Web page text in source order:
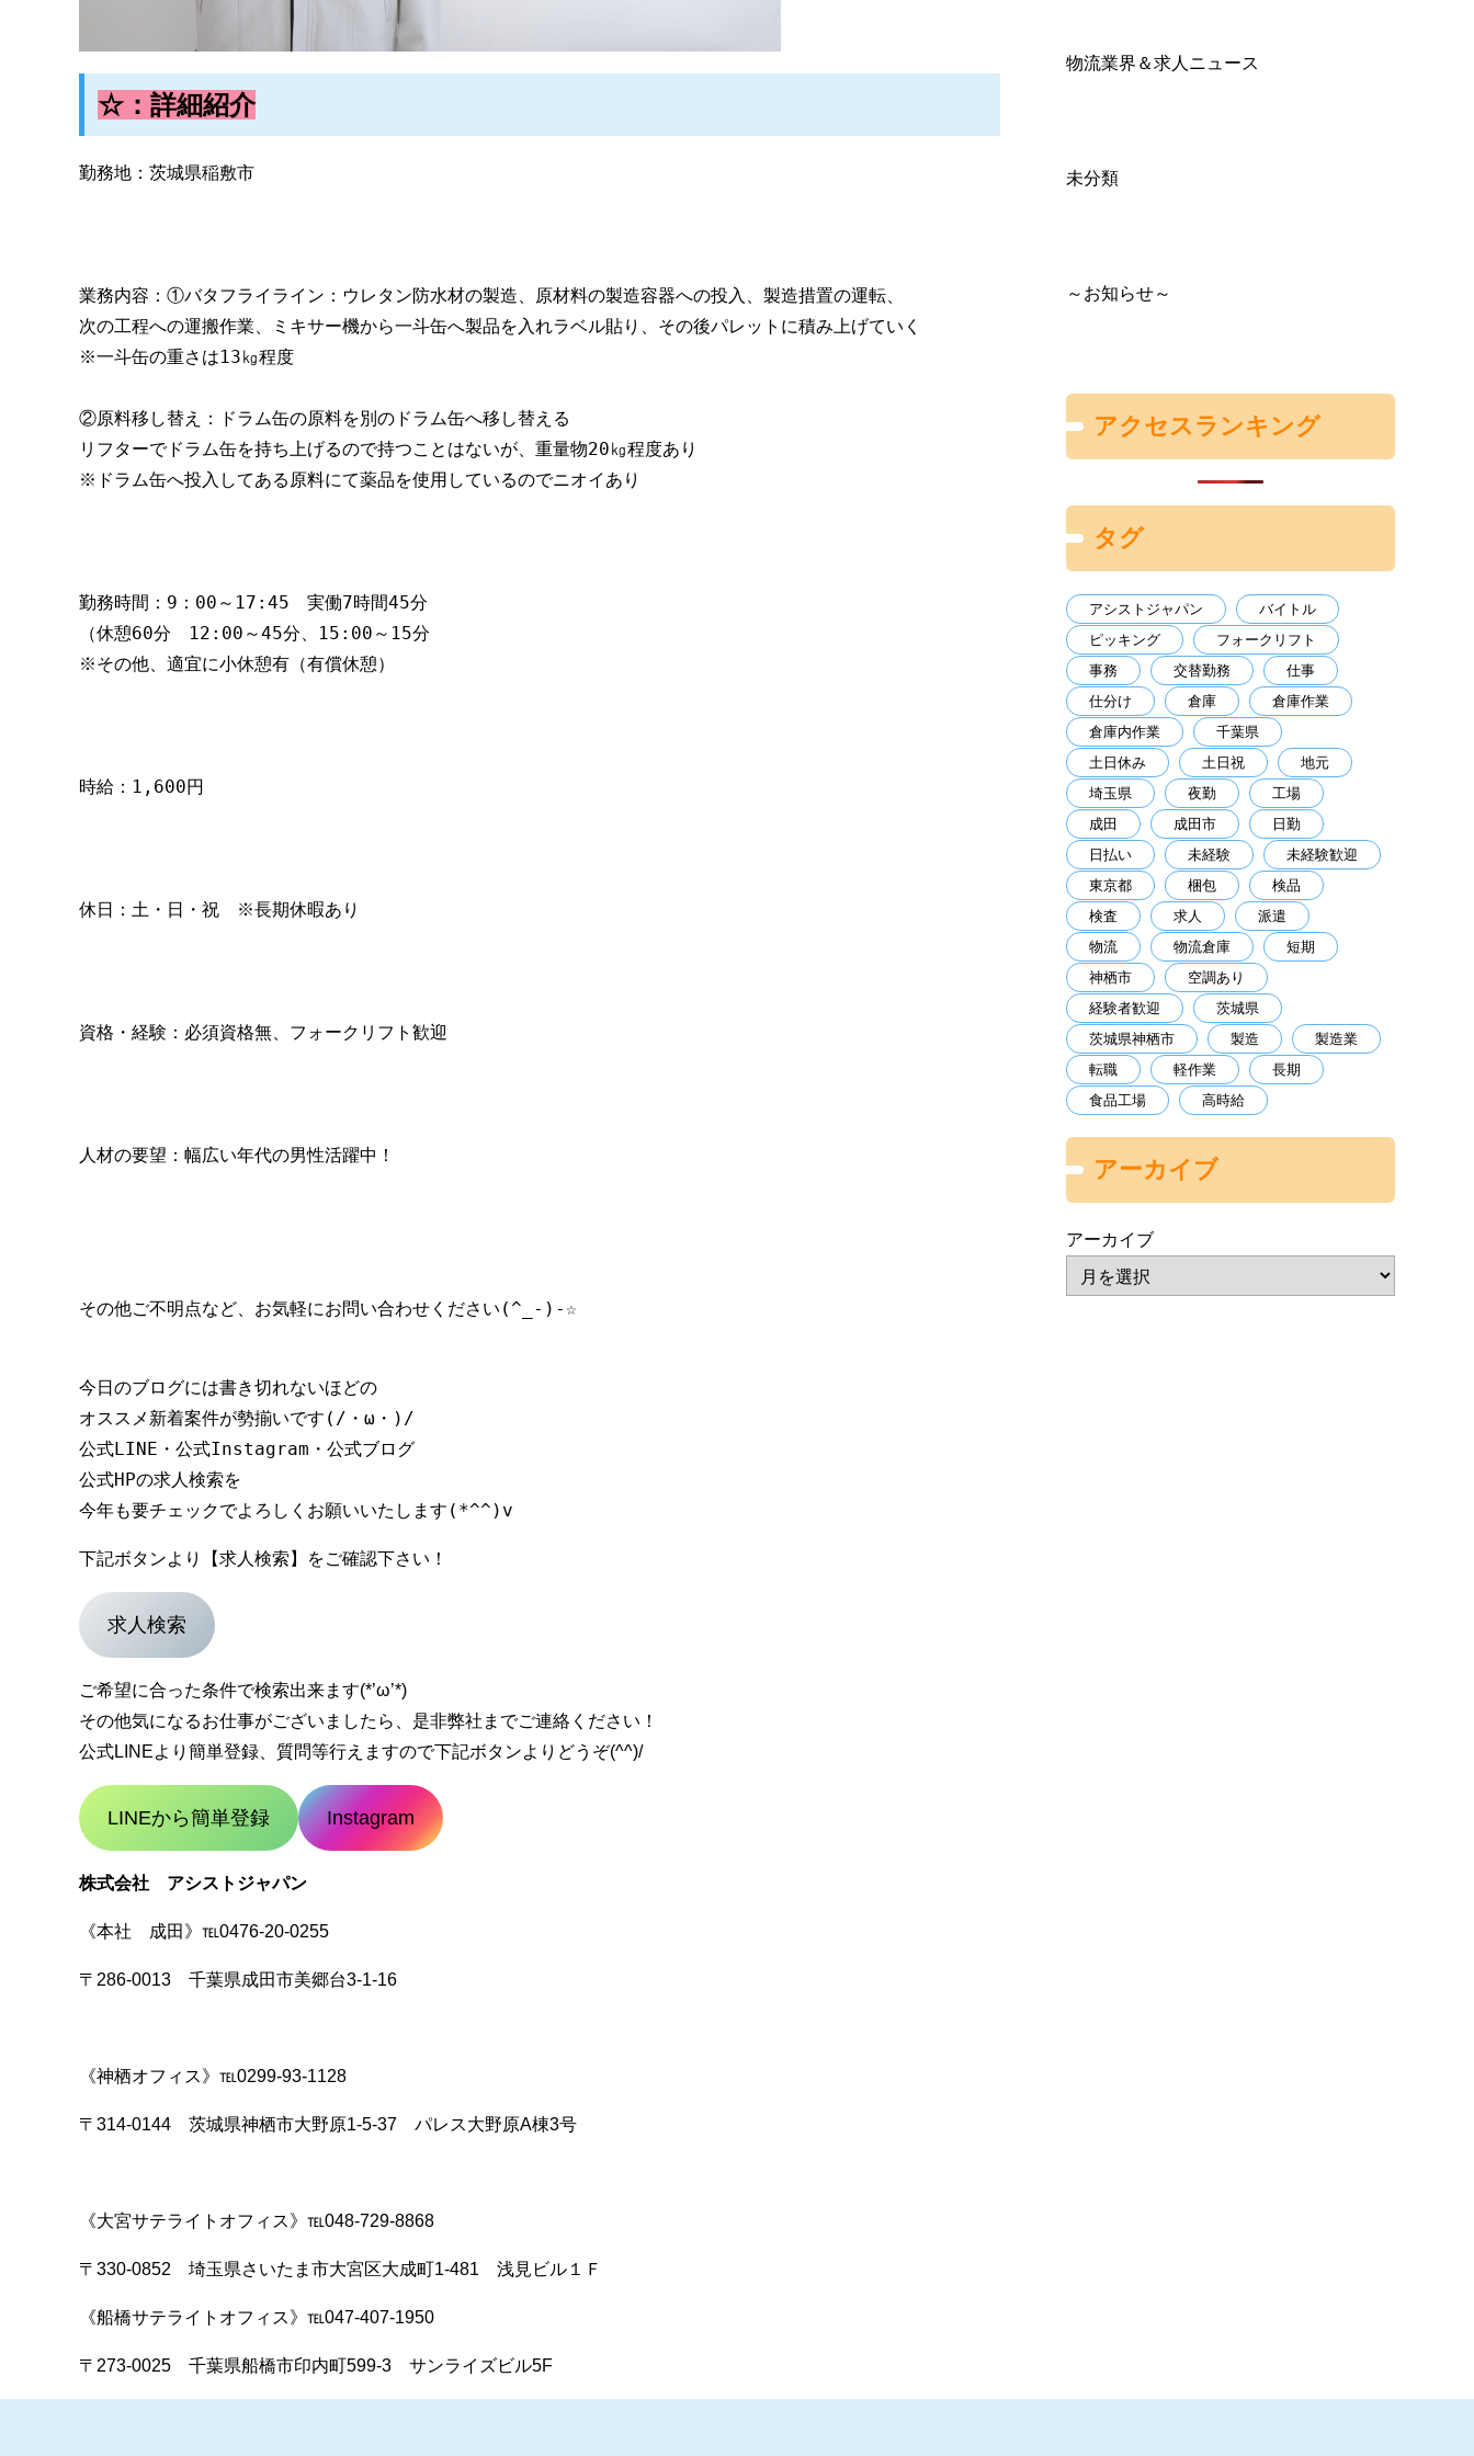
☆：詳細紹介
勤務地：茨城県稲敷市
業務内容：①バタフライライン：ウレタン防水材の製造、原材料の製造容器への投入、製造措置の運転、
次の工程への運搬作業、ミキサー機から一斗缶へ製品を入れラベル貼り、その後パレットに積み上げていく
※一斗缶の重さは13㎏程度
②原料移し替え：ドラム缶の原料を別のドラム缶へ移し替える
リフターでドラム缶を持ち上げるので持つことはないが、重量物20㎏程度あり
※ドラム缶へ投入してある原料にて薬品を使用しているのでニオイあり
勤務時間：9：00～17:45　実働7時間45分
（休憩60分　12:00～45分、15:00～15分
※その他、適宜に小休憩有（有償休憩）
時給：1,600円
休日：土・日・祝　※長期休暇あり
資格・経験：必須資格無、フォークリフト歓迎
人材の要望：幅広い年代の男性活躍中！
その他ご不明点など、お気軽にお問い合わせください(^_-)-☆
今日のブログには書き切れないほどの
オススメ新着案件が勢揃いです(/・ω・)/
公式LINE・公式Instagram・公式ブログ
公式HPの求人検索を
下記ボタンより【求人検索】をご確認下さい！
求人検索
ご希望に合った条件で検索出来ます(*’ω’*)
その他気になるお仕事がございましたら、是非弊社までご連絡ください！
公式LINEより簡単登録、質問等行えますので下記ボタンよりどうぞ(^^)/
LINEから簡単登録 Instagram
株式会社 アシストジャパン
《本社 成田》℡0476-20-0255
〒286-0013 千葉県成田市美郷台3-1-16
《神栖オフィス》℡0299-93-1128
〒314-0144 茨城県神栖市大野原1-5-37 パレス大野原A棟3号
《大宮サテライトオフィス》℡048-729-8868
〒330-0852 埼玉県さいたま市大宮区大成町1-481 浅見ビル１Ｆ
《船橋サテライトオフィス》℡047-407-1950
〒273-0025 千葉県船橋市印内町599-3 サンライズビル5F
物流業界＆求人ニュース
未分類
～お知らせ～
アクセスランキング
タグ
アシストジャパン
バイトル
ピッキング
フォークリフト
事務
交替勤務
仕事
仕分け
倉庫
倉庫作業
倉庫内作業
千葉県
土日休み
土日祝
地元
埼玉県
夜勤
工場
成田
成田市
日勤
日払い
未経験
未経験歓迎
東京都
梱包
検品
検査
求人
派遣
物流
物流倉庫
短期
神栖市
空調あり
経験者歓迎
茨城県
茨城県神栖市
製造
製造業
転職
軽作業
長期
食品工場
高時給
アーカイブ
アーカイブ